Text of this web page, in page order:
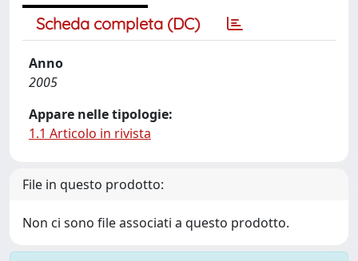
Scheda completa (DC)
Anno
2005
Appare nelle tipologie:
1.1 Articolo in rivista
File in questo prodotto:
Non ci sono file associati a questo prodotto.